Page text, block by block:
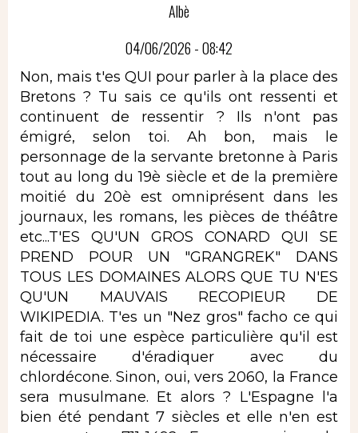
Albè
04/06/2026 - 08:42
Non, mais t'es QUI pour parler à la place des
Bretons ? Tu sais ce qu'ils ont ressenti et
continuent de ressentir ? Ils n'ont pas
émigré, selon toi. Ah bon, mais le
personnage de la servante bretonne à Paris
tout au long du 19è siècle et de la première
moitié du 20è est omniprésent dans les
journaux, les romans, les pièces de théâtre
etc...T'ES QU'UN GROS CONARD QUI SE
PREND POUR UN "GRANGREK" DANS
TOUS LES DOMAINES ALORS QUE TU N'ES
QU'UN MAUVAIS RECOPIEUR DE
WIKIPEDIA. T'es un "Nez gros" facho ce qui
fait de toi une espèce particulière qu'il est
nécessaire d'éradiquer avec du
chlordécone. Sinon, oui, vers 2060, la France
sera musulmane. Et alors ? L'Espagne l'a
bien été pendant 7 siècles et elle n'en est